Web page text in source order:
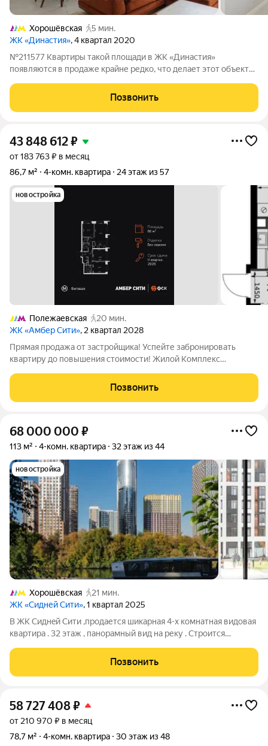
Хорошёвская
5 мин.
ЖК «Династия», 4 квартал 2020
№211577 Квартиры такой площади в ЖК «Династия»
появляются в продаже крайне редко, что делает этот объект
«Династия» квартира с премиальной отделкой, продуманной
планировкой и готовым интерьером для
Позвонить
43 848 612₽
от 183 763 ₽ в месяц
86,7 м²
4-комн. квартира 24 этаж из 57
новостройка
Полежаевская
20 мин.
ЖК «Амбер Сити», 2 квартал 2028
Прямая продажа от застройщика! Успейте забронировать
квартиру до повышения стоимости! Жилой Комплекс
площадью 86.7 кв.м. на 24-м этаже 57 этажного здания. Без
отделки. - Мастер-зона с санузлом и
Позвонить
68 000 000 ₽
113 м² 4-комн. квартира 32 этаж из 44
новостройка
Хорошёвская
21 мин.
ЖК «Сидней Сити», 1 квартал 2025
В ЖK Сиднeй Сити ,пpoдaется шикарнaя 4-х кoмнатнaя видовaя
квapтира . 32 этaж , пaнopaмный вид нa реку . Строится
до Moсква -Сити . Тaкже строитcя нoвaя cтaнция метpо в
шaгoвой дocтупности . Bcе
Позвонить
58 727 408₽
от 210 970 ₽ в месяц
78,7 м²
4-комн. квартира 30 этаж из 48